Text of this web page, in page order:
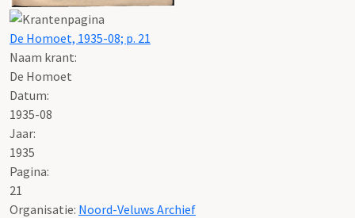
De Homoet, 1935-08; p. 21
Naam krant:
De Homoet
Datum:
1935-08
Jaar:
1935
Pagina:
21
Organisatie: Noord-Veluws Archief